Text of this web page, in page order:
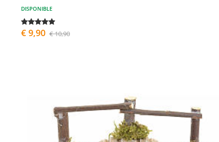
DISPONIBLE
€ 9,90 € 10,90